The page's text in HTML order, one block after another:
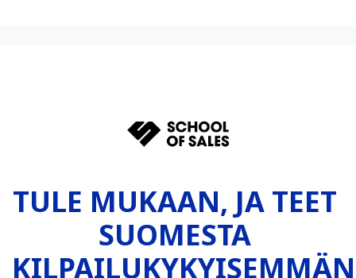
TULE MUKAAN, JA TEET
SUOMESTA